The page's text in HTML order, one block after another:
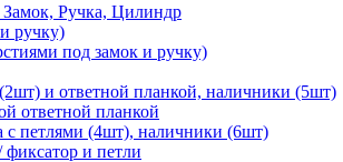
Ручка, Цилиндр
ручку)
под замок и ручку)
и ответной планкой, наличники (5шт)
ответной планкой
с петлями (4шт), наличники (6шт)
и петли